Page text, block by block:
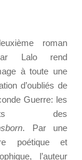
roman
Lalo rend
à toute une
d’oubliés de
Guerre: les
des
. Par une
poétique et
l’auteur